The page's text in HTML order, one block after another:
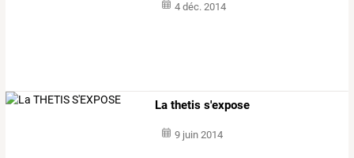
4 déc. 2014
La thetis s'expose
9 juin 2014